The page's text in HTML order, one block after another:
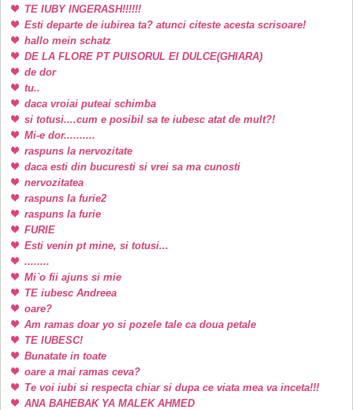
TE IUBY INGERASH!!!!!!
Esti departe de iubirea ta? atunci citeste acesta scrisoare!
hallo mein schatz
DE LA FLORE PT PUISORUL EI DULCE(GHIARA)
de dor
tu..
daca vroiai puteai schimba
si totusi....cum e posibil sa te iubesc atat de mult?!
Mi-e dor..........
raspuns la nervozitate
daca esti din bucuresti si vrei sa ma cunosti
nervozitatea
raspuns la furie2
raspuns la furie
FURIE
Esti venin pt mine, si totusi...
........
Mi`o fii ajuns si mie
TE iubesc Andreea
oare?
Am ramas doar yo si pozele tale ca doua petale
TE IUBESC!
Bunatate in toate
oare a mai ramas ceva?
Te voi iubi si respecta chiar si dupa ce viata mea va inceta!!!
ANA BAHEBAK YA MALEK AHMED